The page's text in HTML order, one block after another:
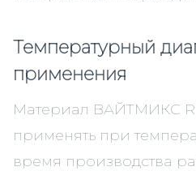
Температурный
применения
Материал ВАЙТМИКС
применять при
время производства